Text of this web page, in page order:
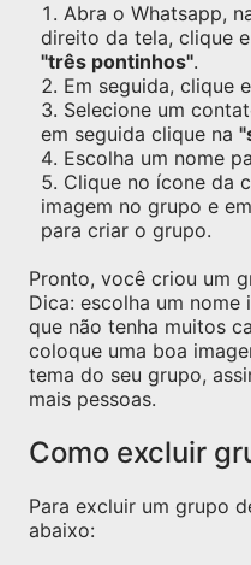
Abra o Whatsapp,
direito da tela, clique
"três pontinhos".
Em seguida, clique
Selecione um
em seguida clique na
Escolha um nome
Clique no ícone da
imagem no grupo e
para criar o grupo.
Pronto, você criou um
Dica: escolha um nome
que não tenha muitos
coloque uma boa
tema do seu grupo,
mais pessoas.
Como excluir
Para excluir um grupo
abaixo: